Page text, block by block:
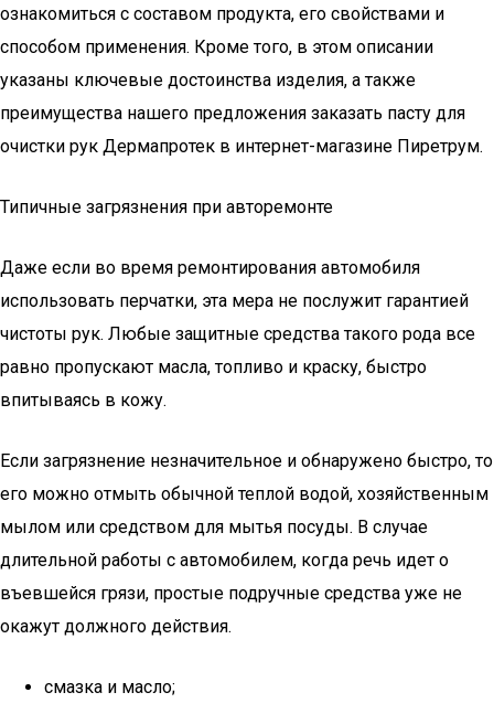
ознакомиться с составом продукта, его свойствами и
способом применения. Кроме того, в этом описании
указаны ключевые достоинства изделия, а также
преимущества нашего предложения заказать пасту для
очистки рук Дермапротек в интернет-магазине Пиретрум.
Типичные загрязнения при авторемонте
Даже если во время ремонтирования автомобиля
использовать перчатки, эта мера не послужит гарантией
чистоты рук. Любые защитные средства такого рода все
равно пропускают масла, топливо и краску, быстро
впитываясь в кожу.
Если загрязнение незначительное и обнаружено быстро, то
его можно отмыть обычной теплой водой, хозяйственным
мылом или средством для мытья посуды. В случае
длительной работы с автомобилем, когда речь идет о
въевшейся грязи, простые подручные средства уже не
окажут должного действия.
смазка и масло;